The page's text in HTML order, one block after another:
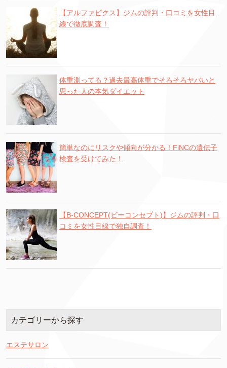
【アルファビクス】ジムの評判・口コミを女性目
線で徹底調査！
体重測ってる？過去最高体重でそろそろヤバいと
思った人の本気ダイエット
簡単なのにリスクや傾向が分かる！FiNCの遺伝子
検査を受けてみた！
【B-CONCEPT(ビーコンセプト)】ジムの評判・口
コミを女性目線で独自調査！
カテゴリーから探す
エステサロン